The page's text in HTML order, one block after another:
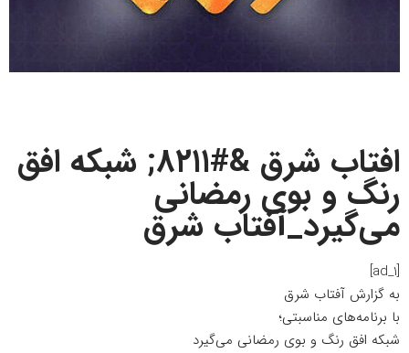
افتاب شرق &#۸۲۱۱; شبکه افق
رنگ و بوی رمضانی
می‌گیرد_آفتاب شرق
[ad_1]
به گزارش آفتاب شرق
با برنامه‌های مناسبتی؛
شبکه افق رنگ و بوی رمضانی می‌گیرد